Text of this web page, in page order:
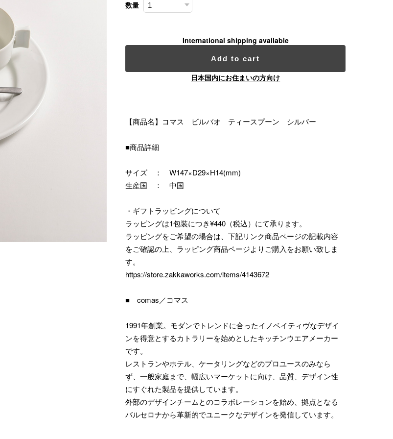
数量
International shipping available
Add to cart
日本国内にお住まいの方向け
【商品名】コマス ビルバオ ティースプーン シルバー
■商品詳細
サイズ ： W147×D29×H14(mm)
生産国 ： 中国
・ギフトラッピングについて
ラッピングは1包装につき¥440（税込）にて承ります。
ラッピングをご希望の場合は、下記リンク商品ページの記載内容
をご確認の上、ラッピング商品ページよりご購入をお願い致しま
す。
https://store.zakkaworks.com/items/4143672
■ comas／コマス
1991年創業。モダンでトレンドに合ったイノベイティヴなデザイ
ンを得意とするカトラリーを始めとしたキッチンウエアメーカー
です。
レストランやホテル、ケータリングなどのプロユースのみなら
ず、一般家庭まで、幅広いマーケットに向け、品質、デザイン性
にすぐれた製品を提供しています。
外部のデザインチームとのコラボレーションを始め、拠点となる
バルセロナから革新的でユニークなデザインを発信しています。